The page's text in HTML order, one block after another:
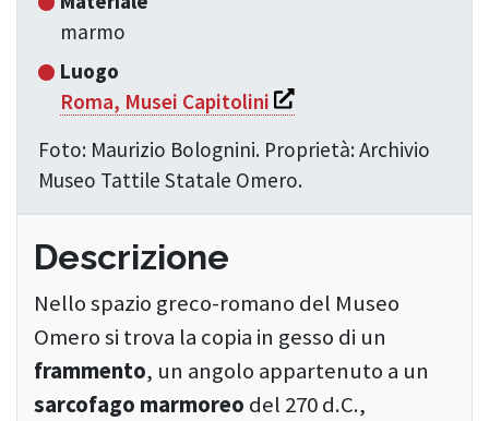
marmo
Luogo
Roma, Musei Capitolini Si apre in una nuova
Foto: Maurizio Bolognini. Proprietà: Archivio
Museo Tattile Statale Omero.
Descrizione
Nello spazio greco-romano del Museo
Omero si trova la copia in gesso di un
frammento, un angolo appartenuto a un
sarcofago marmoreo del 270 d.C.,